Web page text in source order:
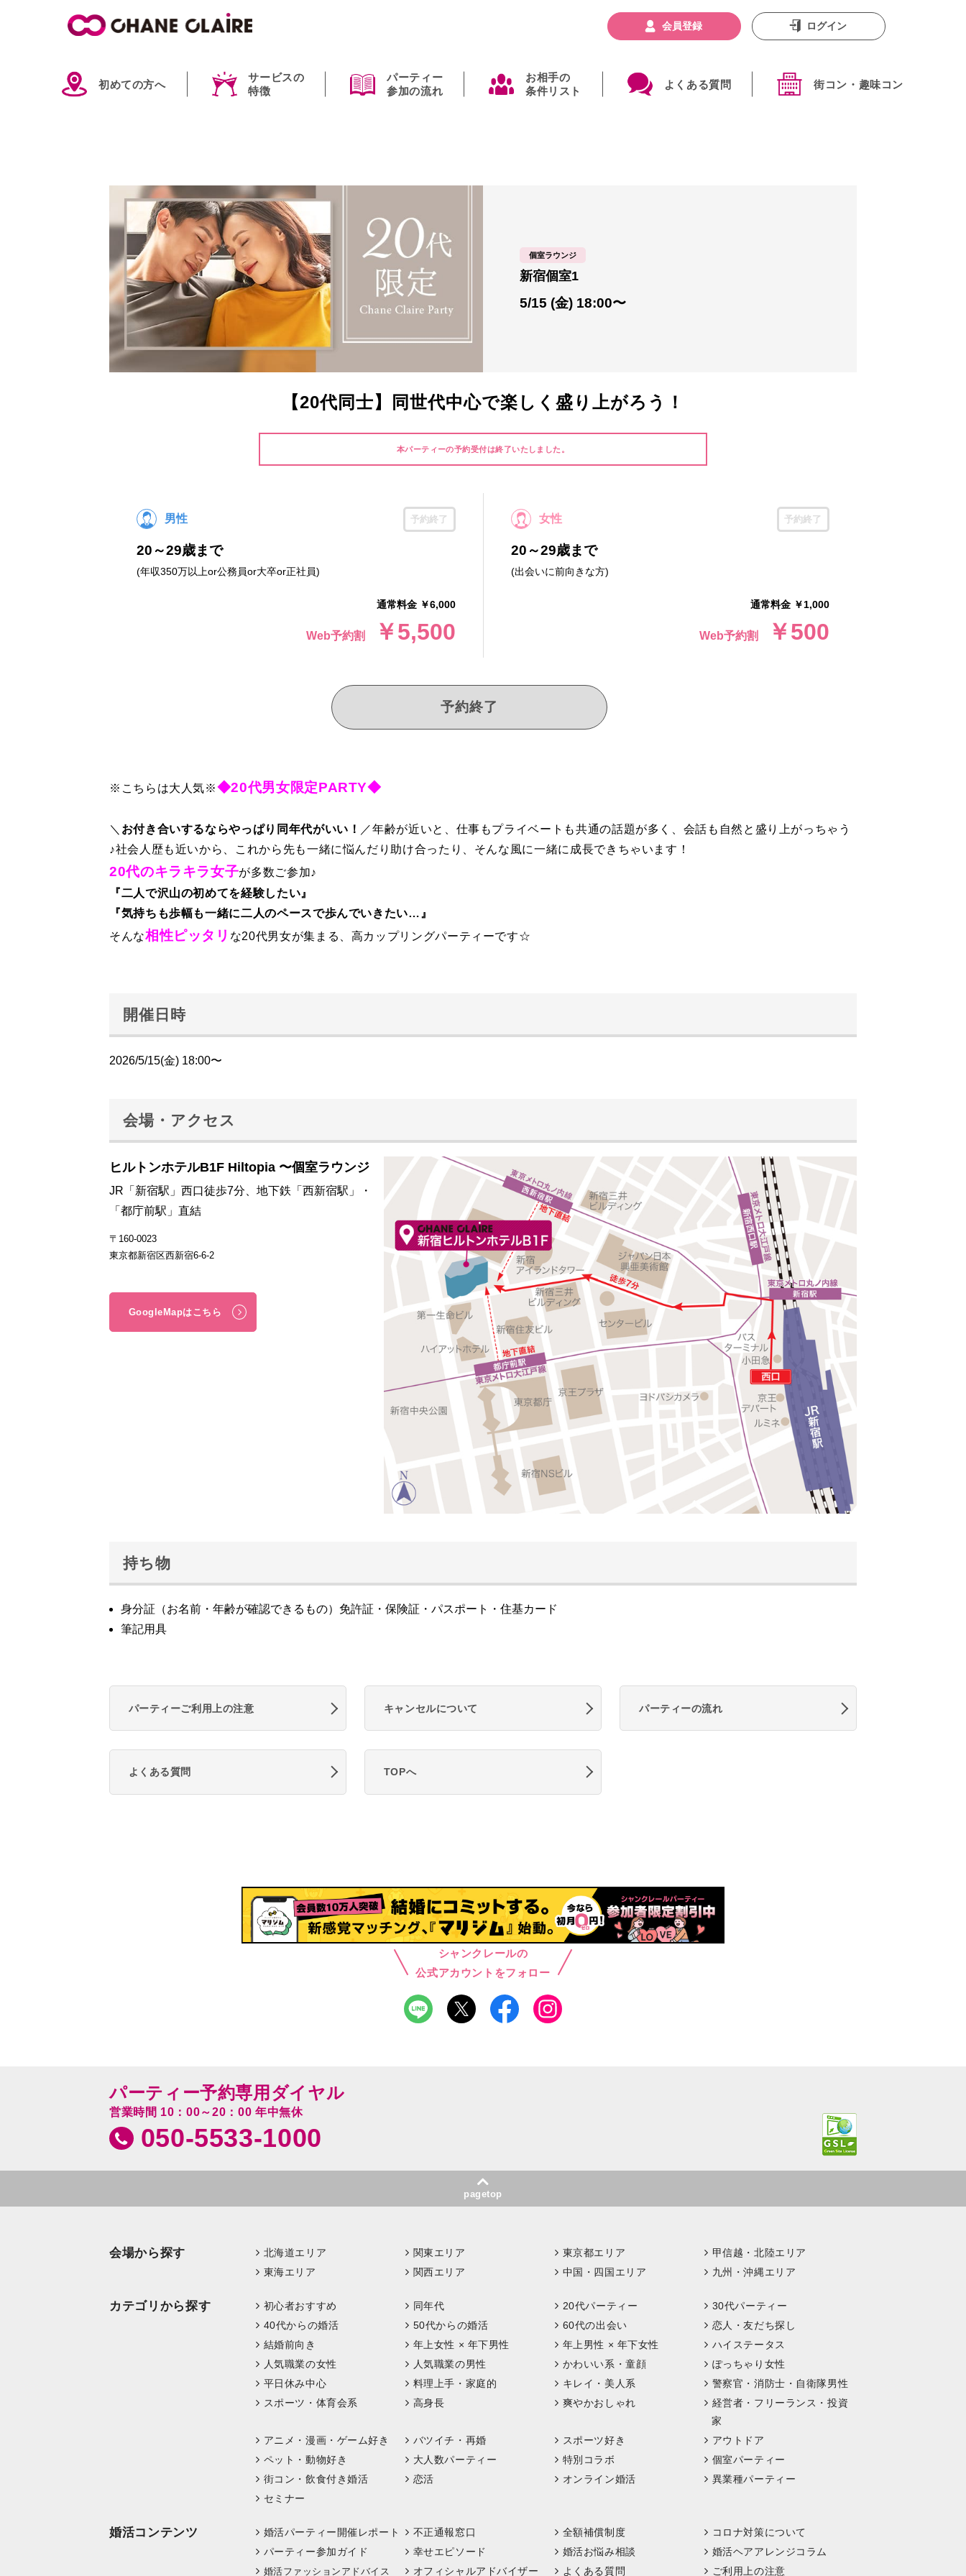
初めての方へ
サービスの
特徴
パーティー
参加の流れ
お相手の
条件リスト
よくある質問 街コン・趣味コン
会員登録 ログイン
5/15 (金) 18:00〜
個室ラウンジ
新宿個室1
【20代同士】同世代中心で楽しく盛り上がろう！
本パーティーの予約受付は終了いたしました。
男性 予約終了
20～29歳まで
(年収350万以上or公務員or大卒or正社員)
通常料金 ￥6,000
Web予約割 ￥5,500
女性 予約終了
20～29歳まで
(出会いに前向きな方)
通常料金 ￥1,000
Web予約割 ￥500
予約終了
※こちらは大人気※◆20代男女限定PARTY◆
＼ お付き合いするならやっぱり同年代がいい！ ／年齢が近いと、仕事もプライベートも共通の話題が多く、会話も自然と盛り上がっちゃう
♪社会人歴も近いから、これから先も一緒に悩んだり助け合ったり、そんな風に一緒に成長できちゃいます！
20代のキラキラ女子が多数ご参加♪
『二人で沢山の初めてを経験したい』
『気持ちも歩幅も一緒に二人のペースで歩んでいきたい…』
そんな相性ピッタリ な20代男女が集まる、高カップリングパーティーです☆
開催日時
2026/5/15(金) 18:00〜
会場・アクセス
ヒルトンホテルB1F Hiltopia 〜個室ラウンジ
JR「新宿駅」西口徒歩7分、地下鉄「西新宿駅」・
「都庁前駅」直結
〒160-0023
東京都新宿区西新宿6-6-2
GoogleMapはこちら
持ち物
身分証（お名前・年齢が確認できるもの）免許証・保険証・パスポート・住基カード
筆記用具
パーティーご利用上の注意 キャンセルについて パーティーの流れ
よくある質問 TOPへ
シャンクレールの
公式アカウントをフォロー
パーティー予約専用ダイヤル
営業時間 10：00～20：00 年中無休
050-5533-1000
pagetop
会場から探す 北海道エリア 関東エリア 東京都エリア
甲信越・北陸エリア
東海エリア
関西エリア 中国・四国エリア 九州・沖縄エリア
カテゴリから探す 初心者おすすめ 同年代 20代パーティー
30代パーティー
40代からの婚活
50代からの婚活 60代の出会い
恋人・友だち探し
結婚前向き
年上女性 × 年下男性 年上男性 × 年下女性
ハイステータス
人気職業の女性
人気職業の男性 かわいい系・童顔
ぽっちゃり女性
平日休み中心
料理上手・家庭的 キレイ・美人系
警察官・消防士・自衛隊男性
スポーツ・体育会系
高身長 爽やかおしゃれ
経営者・フリーランス・投資
家
アニメ・漫画・ゲーム好き
バツイチ・再婚 スポーツ好き
アウトドア
ペット・動物好き
大人数パーティー 特別コラボ
個室パーティー
街コン・飲食付き婚活
恋活 オンライン婚活
異業種パーティー
セミナー
婚活コンテンツ 婚活パーティー開催レポート 不正通報窓口 全額補償制度
コロナ対策について
パーティー参加ガイド
幸せエピソード 婚活お悩み相談 婚活ヘアアレンジコラム
婚活ファッションアドバイス オフィシャルアドバイザー よくある質問 ご利用上の注意